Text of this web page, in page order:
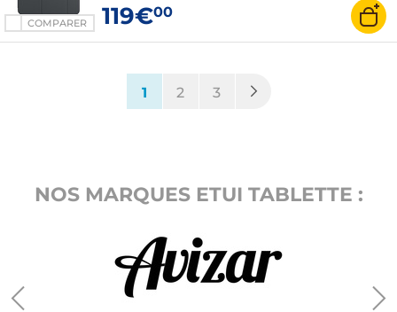
COMPARER 119€00
1(current)
2 3
NOS MARQUES ETUI TABLETTE :